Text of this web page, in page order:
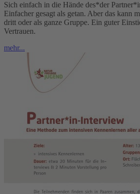
Sich einfach in die Hände des*der
Einfacher gesagt als getan. Aber das kann
dritt oder als ganze Gruppe. Ein guter
Vertrauen.
mehr...